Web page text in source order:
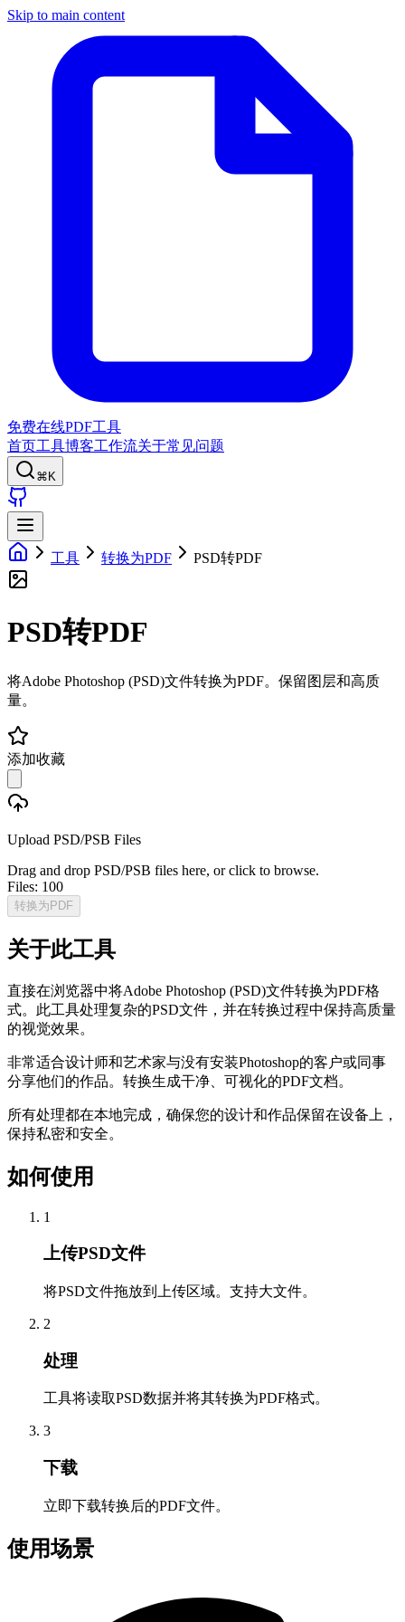
Skip to main content
免费在线PDF工具
首页工具博客工作流关于常见问题
⌘K
工具 转换为PDF PSD转PDF
PSD转PDF
将Adobe Photoshop (PSD)文件转换为PDF。保留图层和高质
量。
添加收藏
Upload PSD/PSB Files
Drag and drop PSD/PSB files here, or click to browse.
Files: 100
转换为PDF
关于此工具
直接在浏览器中将Adobe Photoshop (PSD)文件转换为PDF格
式。此工具处理复杂的PSD文件，并在转换过程中保持高质量
的视觉效果。
非常适合设计师和艺术家与没有安装Photoshop的客户或同事
分享他们的作品。转换生成干净、可视化的PDF文档。
所有处理都在本地完成，确保您的设计和作品保留在设备上，
保持私密和安全。
如何使用
1
上传PSD文件
将PSD文件拖放到上传区域。支持大文件。
2
处理
工具将读取PSD数据并将其转换为PDF格式。
3
下载
立即下载转换后的PDF文件。
使用场景